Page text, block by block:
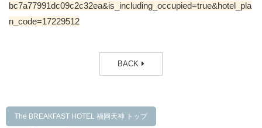
bc7a77991dc09c2c32ea&is_including_occupied=true&hotel_pla
n_code=17229512
BACK
The BREAKFAST HOTEL 福岡天神 トップ